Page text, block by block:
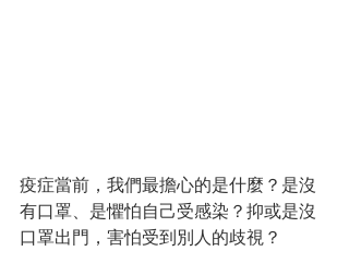
疫症當前，我們最擔心的是什麼？是沒
有口罩、是懼怕自己受感染？抑或是沒
口罩出門，害怕受到別人的歧視？